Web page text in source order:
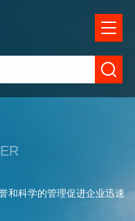
和科学的管理促进企业迅速